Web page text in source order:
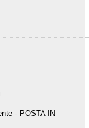
- POSTA IN